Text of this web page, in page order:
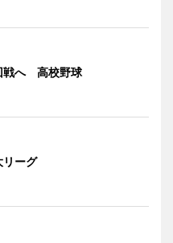
戦へ 高校野球
ーグ